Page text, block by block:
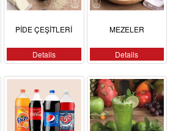
PİDE ÇEŞİTLERİ
Details
MEZELER
Details